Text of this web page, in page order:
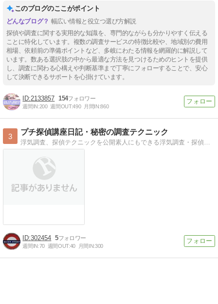
このブログのここがポイント
幅広い情報と役立つ選び方解説
探偵や調査に関する実用的な知識を、専門的ながらも分かりやすく伝える
ことに特化しています。複数の調査サービスの特徴比較や、地域別の費用
相場、依頼前の準備ポイントなど、多岐にわたる情報を網羅的に解説して
います。数ある選択肢の中から最適な方法を見つけるためのヒントを提供
し、調査に関わる心構えや判断基準まで丁寧にフォローすることで、安心
して決断できるサポートを心掛けています。
2133857 154
週間IN:200 週間OUT:490 月間IN:860
3
プチ探偵講座日記・秘密の調査テクニック
浮気調査、探偵テクニックを公開素人にもできる浮気調査・探偵調査のテクニック・マル秘情報が満載。
302454 5
週間IN:70 週間OUT:40 月間IN:300